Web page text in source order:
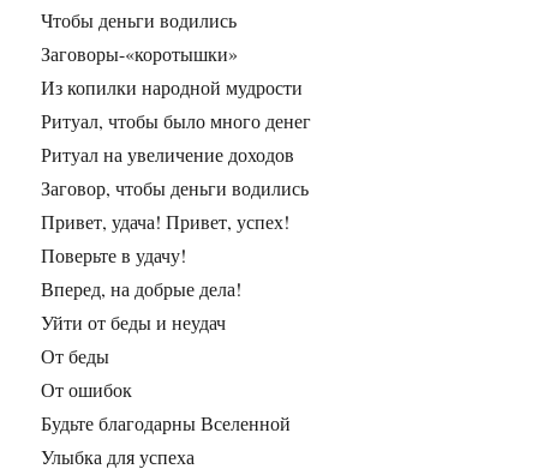
Чтобы деньги водились
Заговоры-«коротышки»
Из копилки народной мудрости
Ритуал, чтобы было много денег
Ритуал на увеличение доходов
Заговор, чтобы деньги водились
Привет, удача! Привет, успех!
Поверьте в удачу!
Вперед, на добрые дела!
Уйти от беды и неудач
От беды
От ошибок
Будьте благодарны Вселенной
Улыбка для успеха